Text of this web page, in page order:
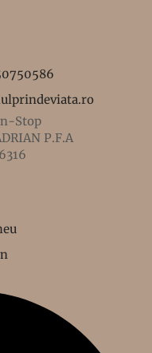
Stop
P.F.A